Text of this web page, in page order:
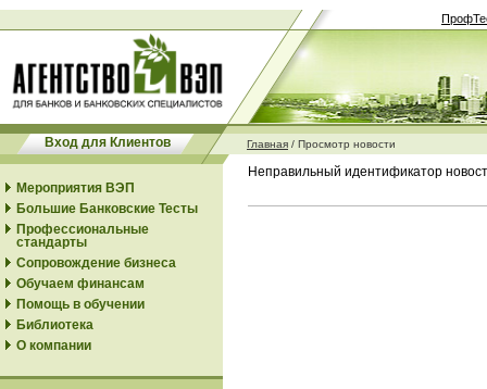
Вход для Клиентов Главная / Просмотр новости
Мероприятия ВЭП
Большие Банковские Тесты
Профессиональные
стандарты
Сопровождение бизнеса
Обучаем финансам
Помощь в обучении
Библиотека
О компании
Неправильный идентификатор